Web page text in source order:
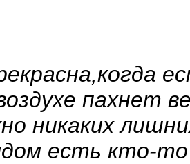
пахнет
никаких
есть кто-